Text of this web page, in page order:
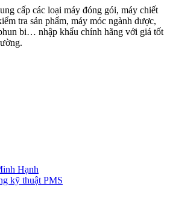
cấp các loại máy đóng gói, máy chiết
tra sản phẩm, máy móc ngành dược,
bi… nhập khẩu chính hãng với giá tốt
Hạnh
kỹ thuật PMS